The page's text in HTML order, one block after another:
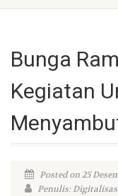
Bunga
Kegiatan
Posted on 25
Penulis: